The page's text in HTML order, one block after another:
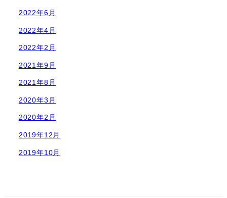
2022年6月
2022年4月
2022年2月
2021年9月
2021年8月
2020年3月
2020年2月
2019年12月
2019年10月